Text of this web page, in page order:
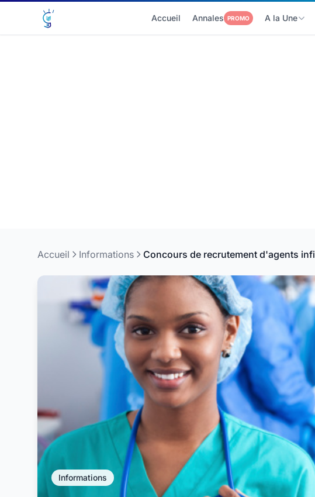
Accueil Annales PROMO A la Une
Accueil Informations Concours de recrutement d'agents
Informations